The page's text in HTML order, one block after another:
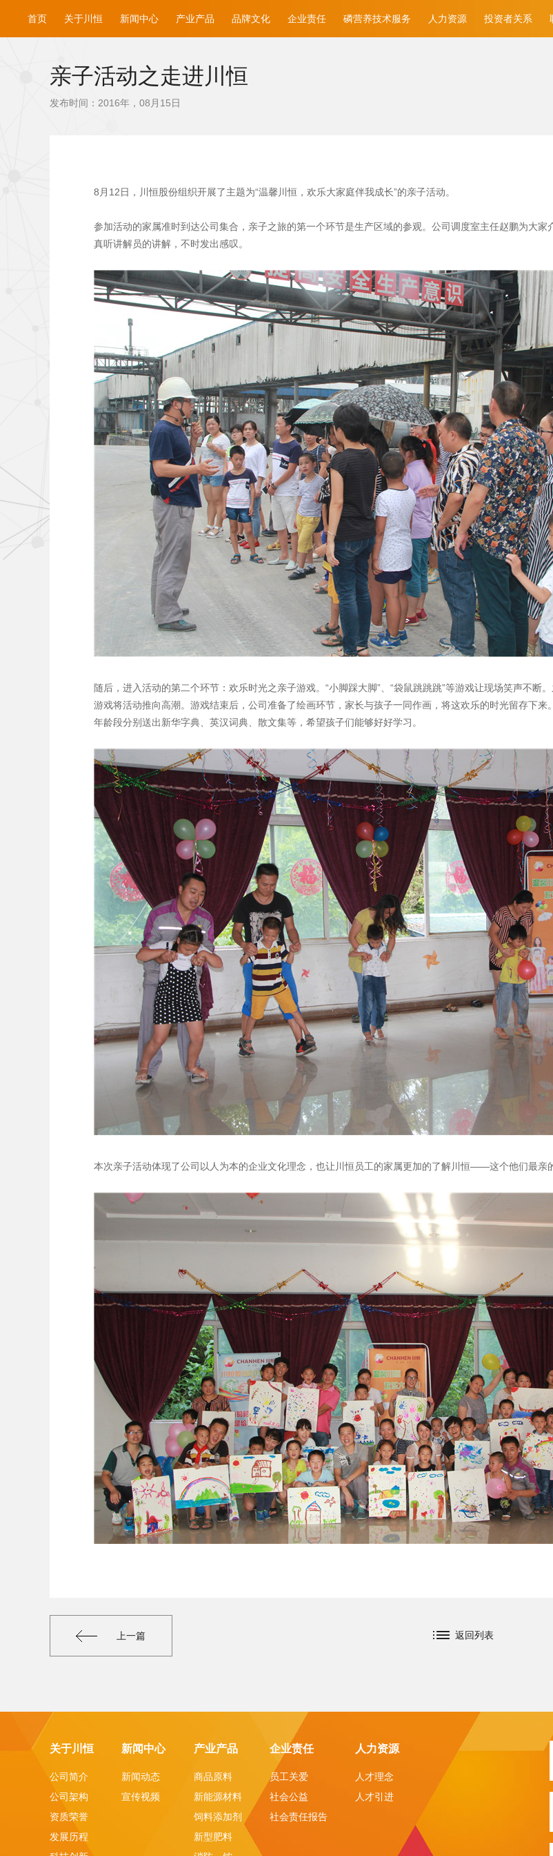
首页 关于川恒 新闻中心 产业产品 品牌文化 企业责任 磷营养技术服务 人力资源 投资者关系
亲子活动之走进川恒
发布时间：2016年，08月15日
8月12日，川恒股份组织开展了主题为“温馨川恒，欢乐大家庭伴我成长”的亲子活动。
参加活动的家属准时到达公司集合，亲子之旅的第一个环节是生产区域的参观。公司调度室主任赵鹏为大
真听讲解员的讲解，不时发出感叹。
随后，进入活动的第二个环节：欢乐时光之亲子游戏。“小脚踩大脚”、“袋鼠跳跳跳”等游戏让现场笑声不断
游戏将活动推向高潮。游戏结束后，公司准备了绘画环节，家长与孩子一同作画，将这欢乐的时光留存下
年龄段分别送出新华字典、英汉词典、散文集等，希望孩子们能够好好学习。
本次亲子活动体现了公司以人为本的企业文化理念，也让川恒员工的家属更加的了解川恒——这个他们最亲
上一篇 返回列表
关于川恒
公司简介
公司架构
资质荣誉
发展历程
新闻中心
新闻动态
宣传视频
产业产品
商品原料
新能源材料
饲料添加剂
新型肥料
企业责任
员工关爱
社会公益
社会责任报告
人力资源
人才理念
人才引进